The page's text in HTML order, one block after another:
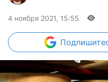
4 ноября 2021, 15:55